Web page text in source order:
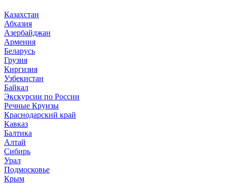
Казахстан
Абхазия
Азербайджан
Армения
Беларусь
Грузия
Киргизия
Узбекистан
Байкал
Экскурсии по России
Речные Круизы
Краснодарский край
Кавказ
Балтика
Алтай
Сибирь
Урал
Подмосковье
Крым